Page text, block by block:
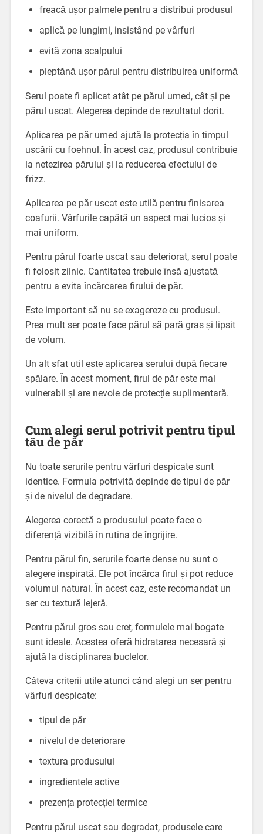
freacă ușor palmele pentru a distribui produsul
aplică pe lungimi, insistând pe vârfuri
evită zona scalpului
pieptănă ușor părul pentru distribuirea uniformă
Serul poate fi aplicat atât pe părul umed, cât și pe
părul uscat. Alegerea depinde de rezultatul dorit.
Aplicarea pe păr umed ajută la protecția în timpul
uscării cu foehnul. În acest caz, produsul contribuie
la netezirea părului și la reducerea efectului de
frizz.
Aplicarea pe păr uscat este utilă pentru finisarea
coafurii. Vârfurile capătă un aspect mai lucios și
mai uniform.
Pentru părul foarte uscat sau deteriorat, serul poate
fi folosit zilnic. Cantitatea trebuie însă ajustată
pentru a evita încărcarea firului de păr.
Este important să nu se exagereze cu produsul.
Prea mult ser poate face părul să pară gras și lipsit
de volum.
Un alt sfat util este aplicarea serului după fiecare
spălare. În acest moment, firul de păr este mai
vulnerabil și are nevoie de protecție suplimentară.
Cum alegi serul potrivit pentru tipul
tău de păr
Nu toate serurile pentru vârfuri despicate sunt
identice. Formula potrivită depinde de tipul de păr
și de nivelul de degradare.
Alegerea corectă a produsului poate face o
diferență vizibilă în rutina de îngrijire.
Pentru părul fin, serurile foarte dense nu sunt o
alegere inspirată. Ele pot încărca firul și pot reduce
volumul natural. În acest caz, este recomandat un
ser cu textură lejeră.
Pentru părul gros sau creț, formulele mai bogate
sunt ideale. Acestea oferă hidratarea necesară și
ajută la disciplinarea buclelor.
Câteva criterii utile atunci când alegi un ser pentru
vârfuri despicate:
tipul de păr
nivelul de deteriorare
textura produsului
ingredientele active
prezența protecției termice
Pentru părul uscat sau degradat, produsele care